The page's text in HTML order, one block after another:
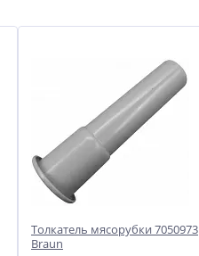
Толкатель мясорубки 7050973
Braun